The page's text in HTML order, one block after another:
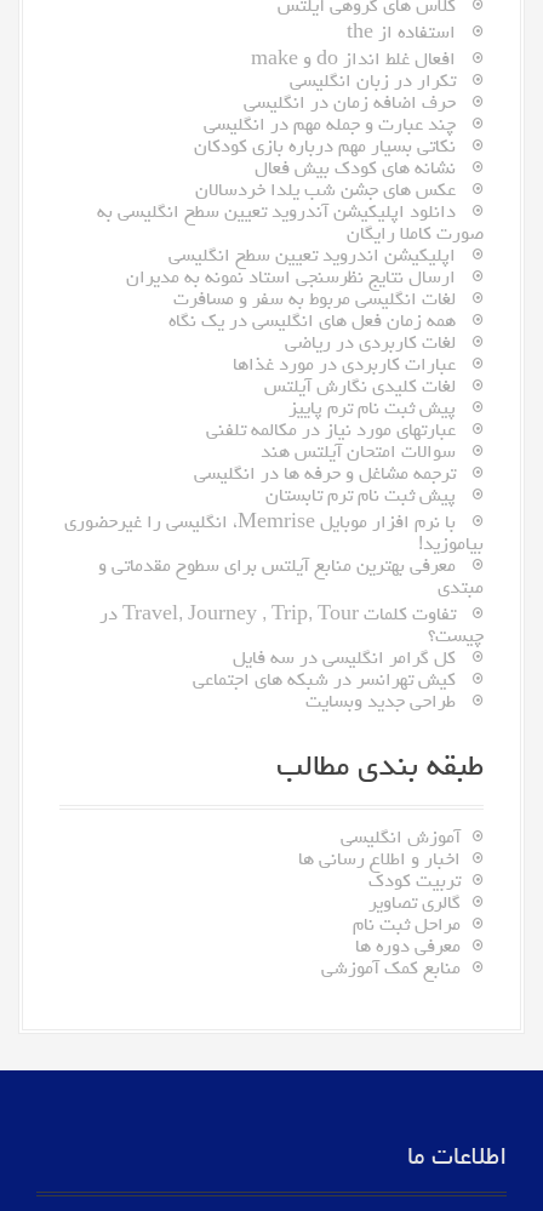
کلاس های گروهی آیلتس
استفاده از the
افعال غلط انداز do و make
تکرار در زبان انگلیسی
حرف اضافه زمان در انگلیسی
چند عبارت و جمله مهم در انگلیسی
نکاتی بسیار مهم درباره بازی کودکان
نشانه های کودک بیش فعال
عکس های جشن شب یلدا خردسالان
دانلود اپلیکیشن آندروید تعیین سطح انگلیسی به
صورت کاملا رایگان
اپلیکیشن اندروید تعیین سطح انگلیسی
ارسال نتایج نظرسنجی استاد نمونه به مدیران
لغات انگلیسی مربوط به سفر و مسافرت
همه زمان فعل های انگلیسی در یک نگاه
لغات کاربردی در ریاضی
عبارات کاربردی در مورد غذاها
لغات کلیدی نگارش آیلتس
پیش ثبت نام ترم پاییز
عبارتهای مورد نیاز در مکالمه تلفنی
سوالات امتحان آیلتس هند
ترجمه مشاغل و حرفه ها در انگلیسی
پیش ثبت نام ترم تابستان
با نرم افزار موبایل Memrise، انگلیسی را غیرحضوری
بیاموزید!
معرفى بهترین منابع آیلتس براى سطوح مقدماتى و
مبتدى
تفاوت کلمات Travel, Journey , Trip, Tour در
چیست؟
کل گرامر انگلیسی در سه فایل
کیش تهرانسر در شبکه های اجتماعی
طراحی جدید وبسایت
طبقه بندی مطالب
آموزش انگلیسی
اخبار و اطلاع رسانی ها
تربیت کودک
گالری تصاویر
مراحل ثبت نام
معرفی دوره ها
منابع کمک آموزشی
اطلاعات ما